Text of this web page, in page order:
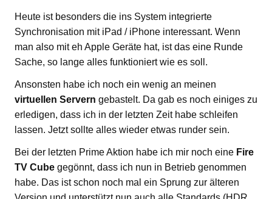
Heute ist besonders die ins System integrierte
Synchronisation mit iPad / iPhone interessant. Wenn
man also mit eh Apple Geräte hat, ist das eine Runde
Sache, so lange alles funktioniert wie es soll.
Ansonsten habe ich noch ein wenig an meinen
virtuellen Servern gebastelt. Da gab es noch einiges zu
erledigen, dass ich in der letzten Zeit habe schleifen
lassen. Jetzt sollte alles wieder etwas runder sein.
Bei der letzten Prime Aktion habe ich mir noch eine Fire
TV Cube gegönnt, dass ich nun in Betrieb genommen
habe. Das ist schon noch mal ein Sprung zur älteren